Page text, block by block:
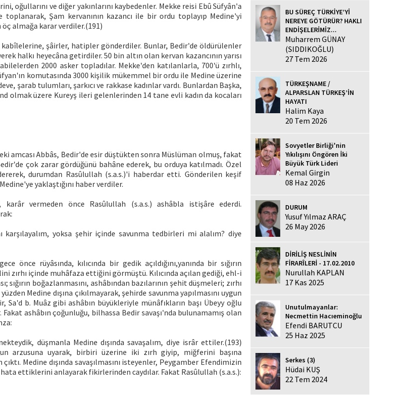
oğullarını ve diğer yakınlarını kaybedenler. Mekke reisi Ebû Süfyân'a
toplanarak, Şam kervanının kazancı ile bir ordu toplayıp Medine'yi
almağa karar verdiler.(191)
kabîlelerine, şâirler, hatipler gönderdiler. Bunlar, Bedir'de öldürülenler
halkı heyecâna getirdiler. 50 bin altın olan kervan kazancının yarısı
2000 asker topladılar. Mekke'den katılanlarla, 700'ü zırhlı,
komutasında 3000 kişilik mükemmel bir ordu ile Medine üzerine
şarab tulumları, şarkıcı ve rakkase kadınlar vardı. Bunlardan Başka,
olmak üzere Kureyş ileri gelenlerinden 14 tane evli kadın da kocaları
amcası Abbâs, Bedir'de esir düştükten sonra Müslüman olmuş, fakat
çok zarar gördüğünü bahâne ederek, bu orduya katılmadı. Özel
durumdan Rasûlullah (s.a.s.)'i haberdar etti. Gönderilen keşif
yaklaştığını haber verdiler.
karâr vermeden önce Rasûlullah (s.a.s.) ashâbla istişâre ederdi.
karşılayalım, yoksa şehir içinde savunma tedbirleri mi alalım? diye
önce rüyâsında, kılıcında bir gedik açıldığını,yanında bir sığırın
zırhı içinde muhâfaza ettiğini görmüştü. Kılıcında açılan gediği, ehl-i
boğazlanmasını, ashâbından bazılarının şehit düşmeleri; zırhı
Medine dışına çıkılmayarak, şehirde savunma yapılmasını uygun
Sa'd b. Muâz gibi ashâbın büyükleriyle münâfıkların başı Übeyy oğlu
ashâbın çoğunluğu, bilhassa Bedir savaşı'nda bulunamamış olan
düşmanla Medine dışında savaşalım, diye isrâr ettiler.(193)
arzusuna uyarak, birbiri üzerine iki zırh giyip, miğferini başına
Medine dışında savaşılmasını isteyenler, Peygamber Efendimizin
hata ettiklerini anlayarak fikirlerinden caydılar. Fakat Rasûlullah (s.a.s.):
BU SÜREÇ TÜRKİYE’Yİ
NEREYE GÖTÜRÜR? HAKLI
ENDİŞELERİMİZ...
Muharrem GÜNAY
(SIDDIKOĞLU)
27 Tem 2026
TÜRKEŞNAME /
ALPARSLAN TÜRKEŞ’İN
HAYATI
Halim Kaya
20 Tem 2026
Sovyetler Birliği'nin
Yıkılışını Öngören İki
Büyük Türk Lideri
Kemal Girgin
08 Haz 2026
DURUM
Yusuf Yılmaz ARAÇ
26 May 2026
DİRİLİŞ NESLİNİN
FİRARÎLERİ - 17.02.2010
Nurullah KAPLAN
17 Kas 2025
Unutulmayanlar:
Necmettin Hacıeminoğlu
Efendi BARUTCU
25 Haz 2025
Serkes (3)
Hüdai KUŞ
22 Tem 2024